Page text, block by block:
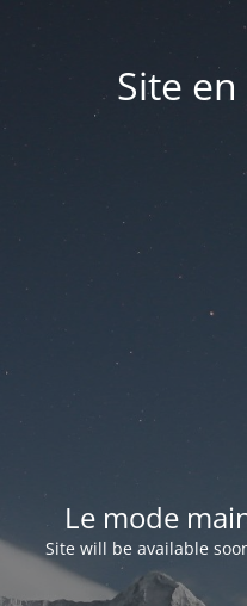
Site
Le mode
Site will be available